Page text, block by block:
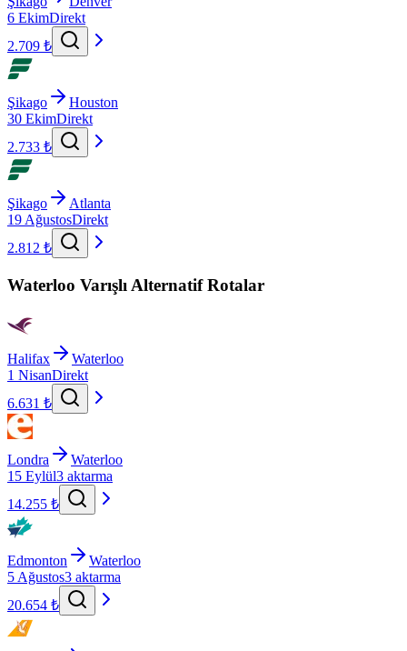
6 EkimDirekt
2.709 ₺
Şikago
Houston
30 EkimDirekt
2.733 ₺
Şikago
Atlanta
19 AğustosDirekt
2.812 ₺
Waterloo Varışlı Alternatif Rotalar
Halifax
Waterloo
1 NisanDirekt
6.631 ₺
Londra
Waterloo
15 Eylül3 aktarma
14.255 ₺
Edmonton
Waterloo
5 Ağustos3 aktarma
20.654 ₺